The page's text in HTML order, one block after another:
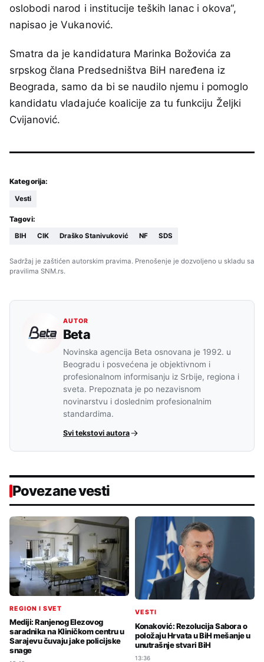
oslobodi narod i institucije teških lanac i okova“,
napisao je Vukanović.
Smatra da je kandidatura Marinka Božovića za
srpskog člana Predsedništva BiH naređena iz
Beograda, samo da bi se naudilo njemu i pomoglo
kandidatu vladajuće koalicije za tu funkciju Željki
Cvijanović.
Kategorija:
Vesti
Tagovi:
BIH CIK Draško Stanivuković NF SDS
Sadržaj je zaštićen autorskim pravima. Prenošenje je dozvoljeno u skladu sa
pravilima SNM.rs.
AUTOR
Beta
Novinska agencija Beta osnovana je 1992. u
Beogradu i posvećena je objektivnom i
profesionalnom informisanju iz Srbije, regiona i
sveta. Prepoznata je po nezavisnom
novinarstvu i doslednim profesionalnim
standardima.
Svi tekstovi autora
Povezane vesti
REGION I SVET
Mediji: Ranjenog Elezovog
saradnika na Kliničkom centru u
Sarajevu čuvaju jake policijske
snage
VESTI
Konaković: Rezolucija Sabora o
položaju Hrvata u BiH mešanje u
unutrašnje stvari BiH
13:36